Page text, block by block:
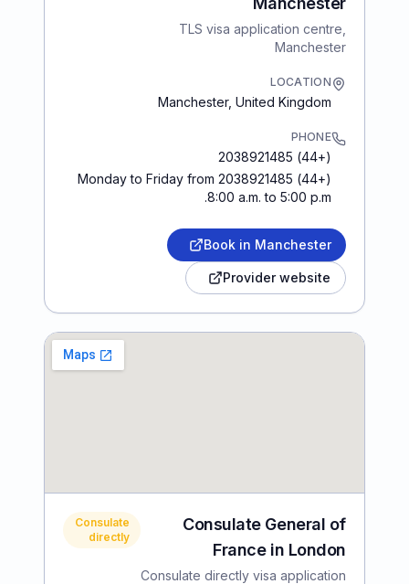
TLS visa application centre,
Manchester
LOCATION
Manchester, United Kingdom
PHONE
(+44) 2038921485
(+44) 2038921485 Monday to Friday from
8:00 a.m. to 5:00 p.m.
Book in Manchester
Provider website
Consulate General of
France in London
Consulate directly visa application
Consulate
directly